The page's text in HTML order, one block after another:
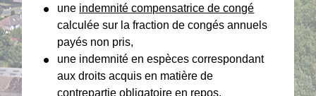
une indemnité compensatrice de congé
calculée sur la fraction de congés annuels
payés non pris,
une indemnité en espèces correspondant
aux droits acquis en matière de
contrepartie obligatoire en repos,